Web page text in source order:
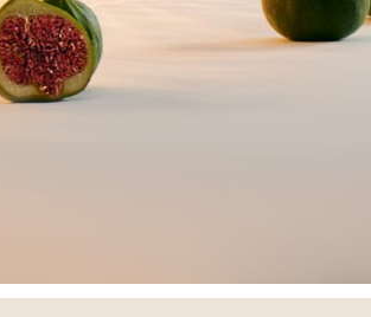
ポロ〉コレ